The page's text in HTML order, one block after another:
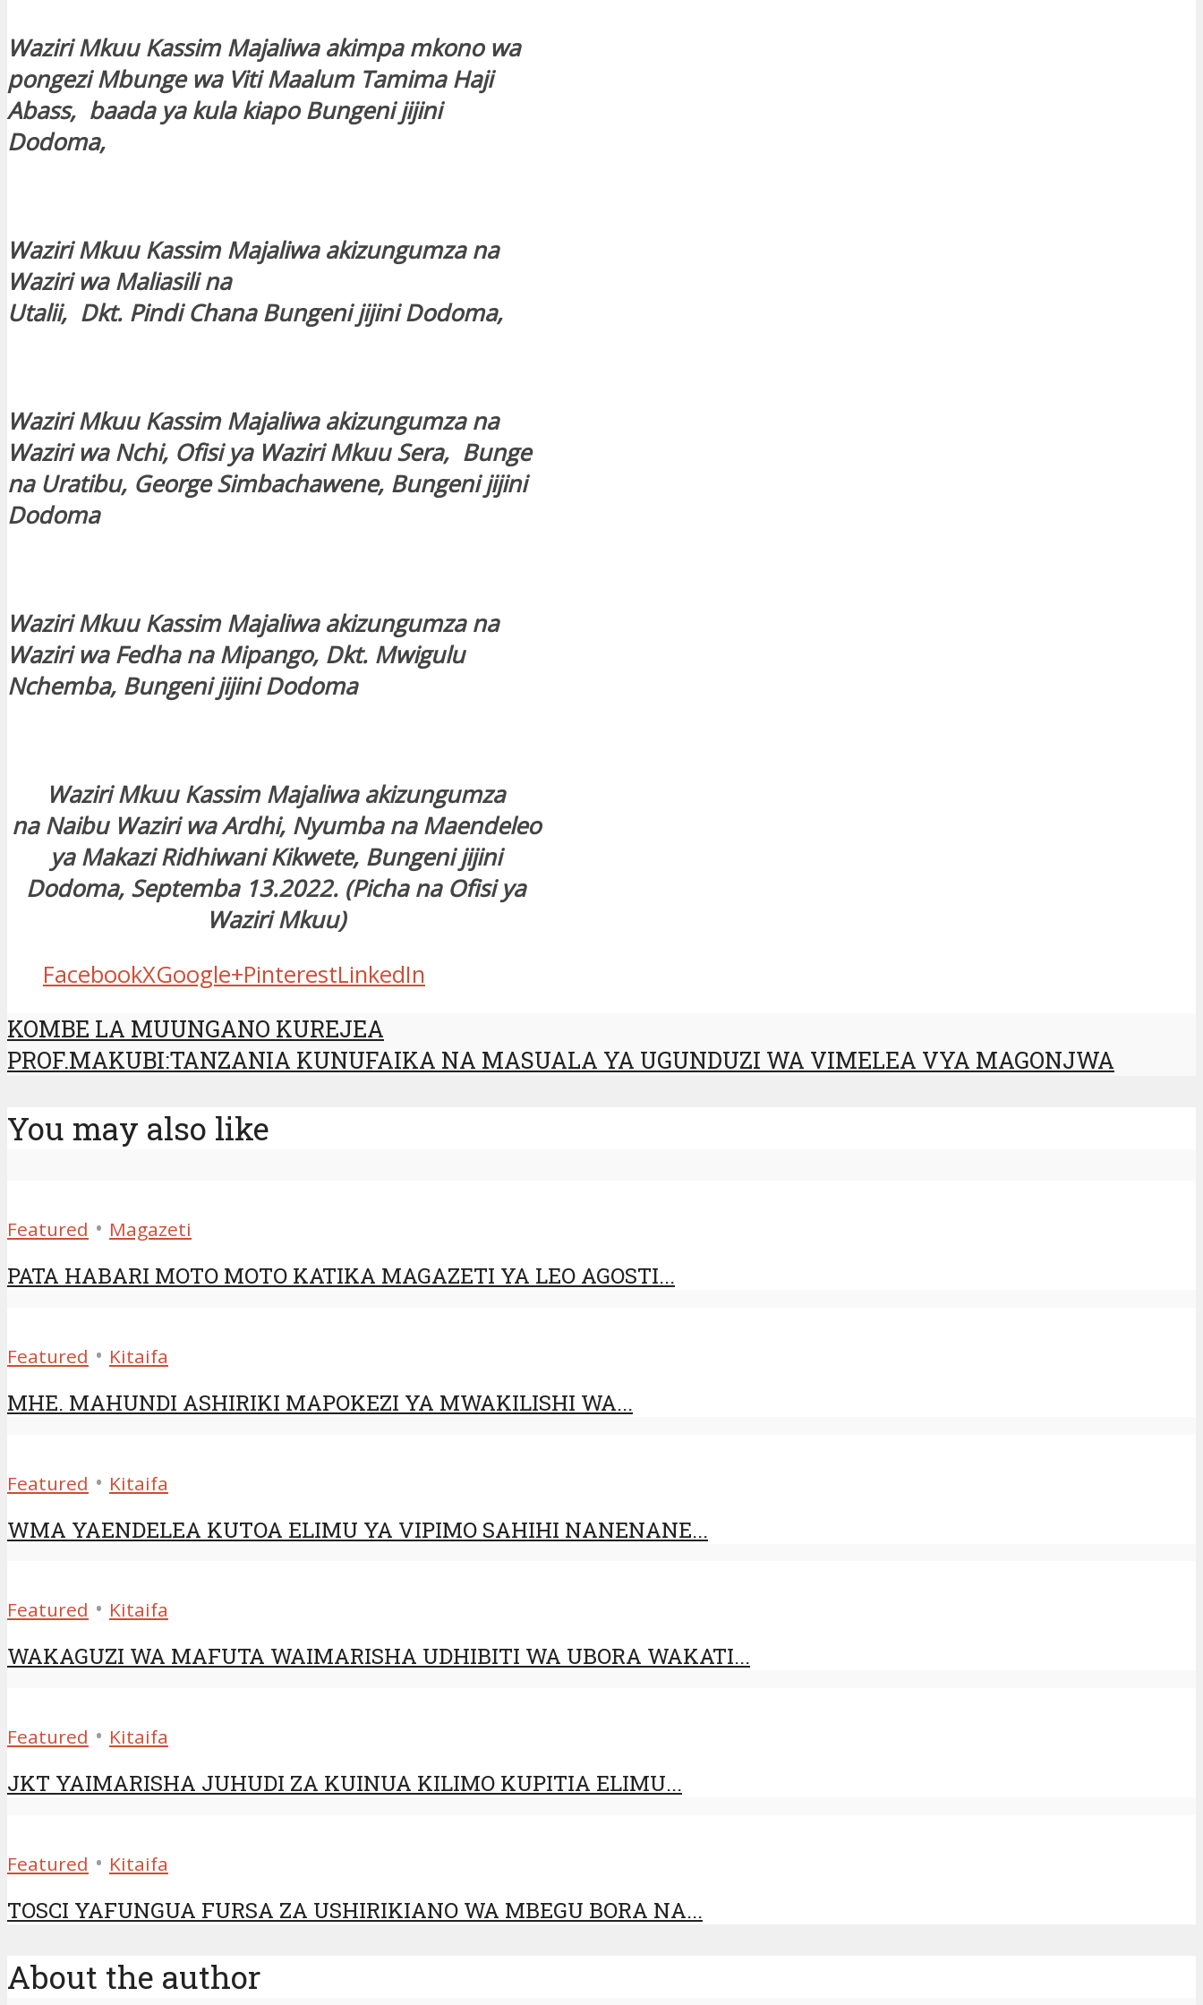
Waziri Mkuu Kassim Majaliwa akimpa mkono wa
pongezi Mbunge wa Viti Maalum Tamima Haji
Abass, baada ya kula kiapo Bungeni jijini
Dodoma,
Waziri Mkuu Kassim Majaliwa akizungumza na
Waziri wa Maliasili na
Utalii, Dkt. Pindi Chana Bungeni jijini Dodoma,
Waziri Mkuu Kassim Majaliwa akizungumza na
Waziri wa Nchi, Ofisi ya Waziri Mkuu Sera, Bunge
na Uratibu, George Simbachawene, Bungeni jijini
Dodoma
Waziri Mkuu Kassim Majaliwa akizungumza na
Waziri wa Fedha na Mipango, Dkt. Mwigulu
Nchemba, Bungeni jijini Dodoma
Waziri Mkuu Kassim Majaliwa akizungumza
na Naibu Waziri wa Ardhi, Nyumba na Maendeleo
ya Makazi Ridhiwani Kikwete, Bungeni jijini
Dodoma, Septemba 13.2022. (Picha na Ofisi ya
Waziri Mkuu)
FacebookXGoogle+PinterestLinkedIn
KOMBE LA MUUNGANO KUREJEA
PROF.MAKUBI:TANZANIA KUNUFAIKA NA MASUALA YA UGUNDUZI WA VIMELEA VYA MAGONJWA
You may also like
Featured • Magazeti
PATA HABARI MOTO MOTO KATIKA MAGAZETI YA LEO AGOSTI...
Featured • Kitaifa
MHE. MAHUNDI ASHIRIKI MAPOKEZI YA MWAKILISHI WA...
Featured • Kitaifa
WMA YAENDELEA KUTOA ELIMU YA VIPIMO SAHIHI NANENANE...
Featured • Kitaifa
WAKAGUZI WA MAFUTA WAIMARISHA UDHIBITI WA UBORA WAKATI...
Featured • Kitaifa
JKT YAIMARISHA JUHUDI ZA KUINUA KILIMO KUPITIA ELIMU...
Featured • Kitaifa
TOSCI YAFUNGUA FURSA ZA USHIRIKIANO WA MBEGU BORA NA...
About the author